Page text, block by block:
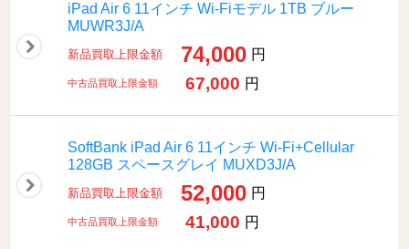
iPad Air 6 11インチ Wi-Fiモデル 1TB ブルー
MUWR3J/A
新品買取上限金額 74,000 円
中古品買取上限金額 67,000 円
SoftBank iPad Air 6 11インチ Wi-Fi+Cellular
128GB スペースグレイ MUXD3J/A
新品買取上限金額 52,000 円
中古品買取上限金額 41,000 円